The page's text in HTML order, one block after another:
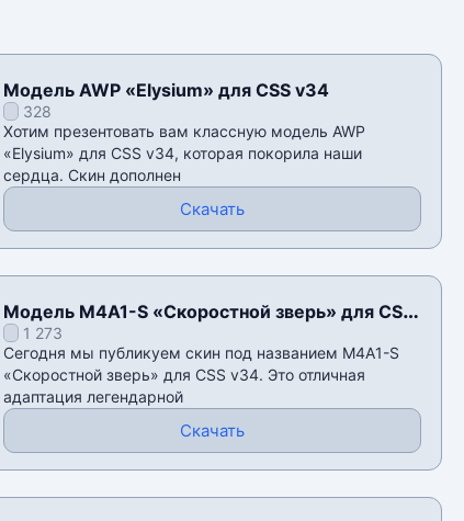
Модель AWP «Elysium» для CSS v34
328
Хотим презентовать вам классную модель AWP
«Elysium» для CSS v34, которая покорила наши
сердца. Скин дополнен
Скачать
Модель M4A1-S «Скоростной зверь» для CSS
v341 273
Сегодня мы публикуем скин под названием M4A1-S
«Скоростной зверь» для CSS v34. Это отличная
адаптация легендарной
Скачать